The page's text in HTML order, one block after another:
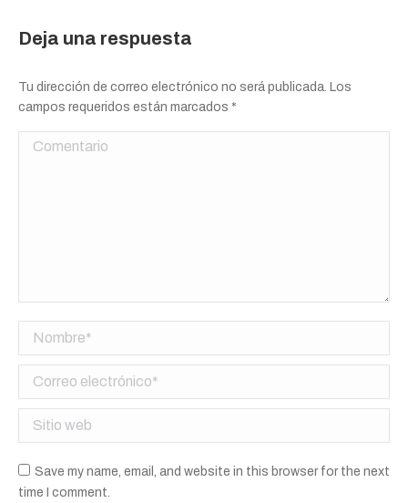
Deja una respuesta
Tu dirección de correo electrónico no será publicada. Los
campos requeridos están marcados *
Comentario
Nombre *
Correo electrónico *
Sitio web
Save my name, email, and website in this browser for the next
time I comment.